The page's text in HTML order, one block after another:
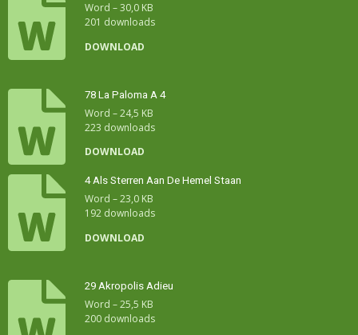
Word – 30,0 KB
201 downloads
DOWNLOAD
78 La Paloma A 4
Word – 24,5 KB
223 downloads
DOWNLOAD
4 Als Sterren Aan De Hemel Staan
Word – 23,0 KB
192 downloads
DOWNLOAD
29 Akropolis Adieu
Word – 25,5 KB
200 downloads